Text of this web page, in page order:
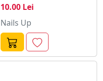
10.00 Lei
Nails Up